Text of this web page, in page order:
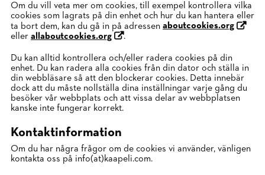
Om du vill veta mer om cookies, till exempel kontrollera vilka
cookies som lagrats på din enhet och hur du kan hantera eller
ta bort dem, kan du gå in på adressen aboutcookies.org
eller allaboutcookies.org .
Du kan alltid kontrollera och/eller radera cookies på din
enhet. Du kan radera alla cookies från din dator och ställa in
din webbläsare så att den blockerar cookies. Detta innebär
dock att du måste nollställa dina inställningar varje gång du
besöker vår webbplats och att vissa delar av webbplatsen
kanske inte fungerar korrekt.
Kontaktinformation
Om du har några frågor om de cookies vi använder, vänligen
kontakta oss på info(at)kaapeli.com.